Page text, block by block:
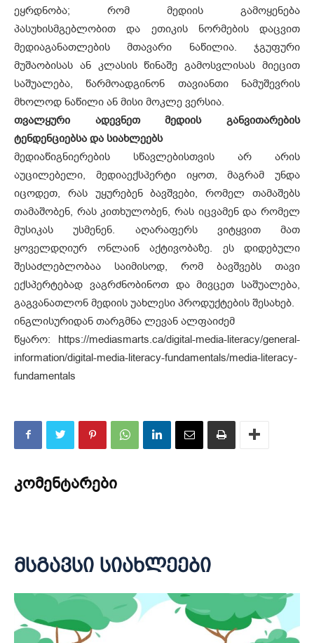
ეყრდნობა; რომ მედიის გამოყენება
პასუხისმგებლობით და ეთიკის ნორმების დაცვით
მედიაგანათლების მთავარი ნაწილია. ჯგუფური
მუშაობისას ან კლასის წინაშე გამოსვლისას მიეცით
საშუალება, წარმოადგინონ თავიანთი ნამუშევრის
მხოლოდ ნაწილი ან მისი მოკლე ვერსია.
თვალყური ადევნეთ მედიის განვითარების
ტენდენციებსა და სიახლეებს
მედიაწიგნიერების სწავლებისთვის არ არის
აუცილებელი, მედიაექსპერტი იყოთ, მაგრამ უნდა
იცოდეთ, რას უყურებენ ბავშვები, რომელ თამაშებს
თამაშობენ, რას კითხულობენ, რას იცვამენ და რომელ
მუსიკას უსმენენ. აღარაფერს ვიტყვით მათ
ყოველდღიურ ონლაინ აქტივობაზე. ეს დიდებული
შესაძლებლობაა საიმისოდ, რომ ბავშვებს თავი
ექსპერტებად ვაგრძნობინოთ და მივცეთ საშუალება,
გაგვანათლონ მედიის უახლესი პროდუქტების შესახებ.
ინგლისურიდან თარგმნა ლევან ალფაიძემ
წყარო: https://mediasmarts.ca/digital-media-literacy/general-
information/digital-media-literacy-fundamentals/media-literacy-
fundamentals
კომენტარები
მსგავსი სიახლეები